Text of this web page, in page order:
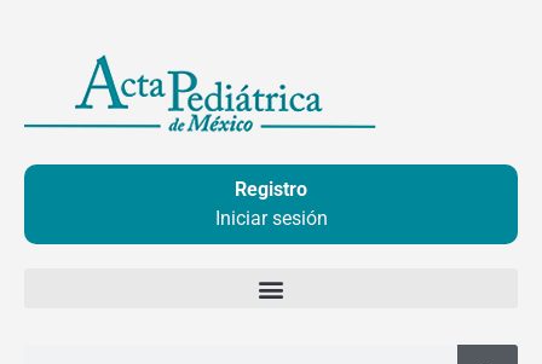
contenido
Registro
Iniciar sesión